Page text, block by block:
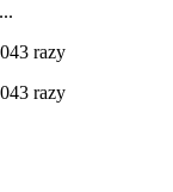
razy
razy